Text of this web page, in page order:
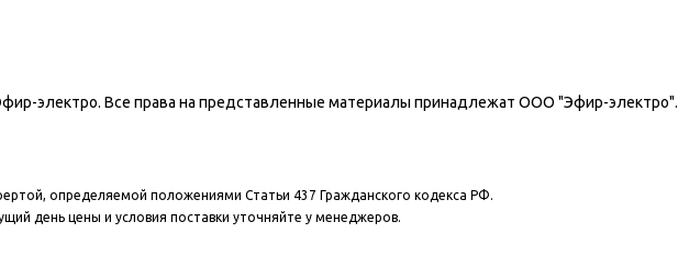
электро. Все права на представленные материалы принадлежат ООО "Эфир-электро".
определяемой положениями Статьи 437 Гражданского кодекса РФ.
день цены и условия поставки уточняйте у менеджеров.